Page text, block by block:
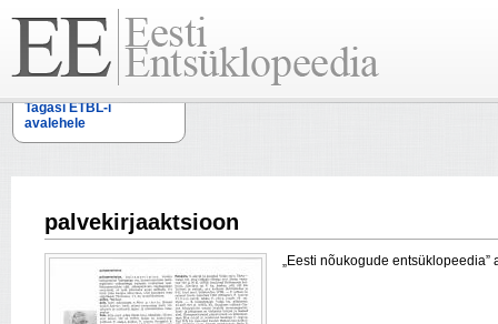
Tagasi ETBL-i
avalehele
palvekirjaaktsioon
„Eesti nõukogude